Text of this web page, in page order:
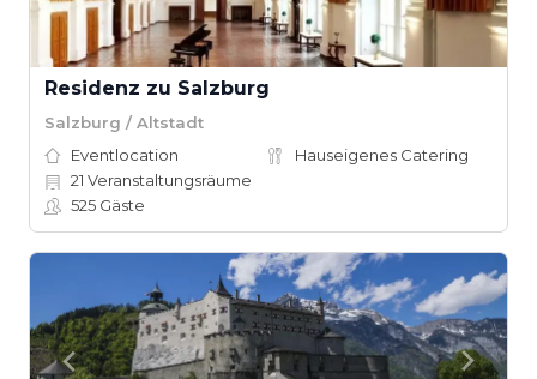
Residenz zu Salzburg
Salzburg / Altstadt
Eventlocation
Hauseigenes Catering
21 Veranstaltungsräume
525 Gäste